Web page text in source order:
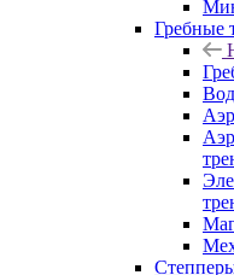
Гребные